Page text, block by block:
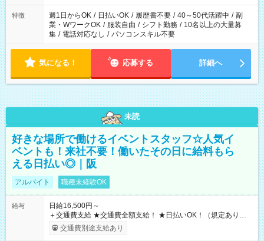
特徴 週1日からOK / 日払いOK / 履歴書不要 / 40～50代活躍中 / 副
業・WワークOK / 服装自由 / シフト勤務 / 10名以上の大量募
集 / 電話対応なし / パソコンスキル不要
気になる！ 応募する 詳細へ
未読
好きな場所で働けるイベントスタッフ☆人気イ
ベントも！来社不要！働いたその日に給料もら
える日払い◎｜阪
アルバイト 職種未経験OK
給与
日給16,500円～
＋交通費支給 ★交通費全額支給！ ★日払いOK！（規定あり） ┗
働いたその日に現金GET♪ お仕事後はコンビニATMから 日払
交通費別途支給あり